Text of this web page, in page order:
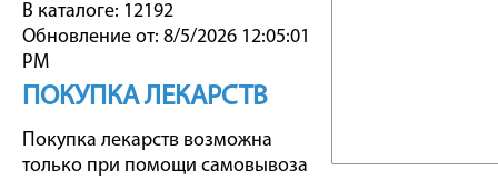
В каталоге: 12192
Обновление от: 8/5/2026 12:05:01
PM
ПОКУПКА ЛЕКАРСТВ
Покупка лекарств возможна
только при помощи самовывоза